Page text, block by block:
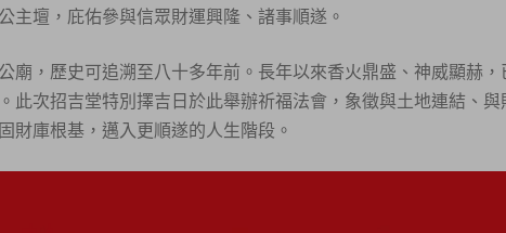
主壇，庇佑參與信眾財運興隆、諸事順遂。
廟，歷史可追溯至八十多年前。長年以來香火鼎盛、神威顯赫，
此次招吉堂特別擇吉日於此舉辦祈福法會，象徵與土地連結、
財庫根基，邁入更順遂的人生階段。